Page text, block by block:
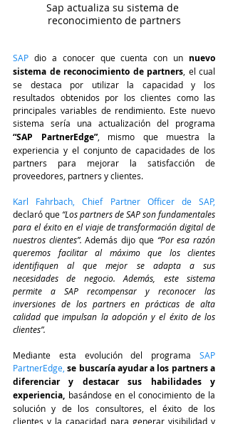
Sap actualiza su sistema de
reconocimiento de partners
SAP dio a conocer que cuenta con un nuevo
sistema de reconocimiento de partners , el cual
se destaca por utilizar la capacidad y los
resultados obtenidos por los clientes como las
principales variables de rendimiento. Este nuevo
sistema sería una actualización del programa
“SAP PartnerEdge”, mismo que muestra la
experiencia y el conjunto de capacidades de los
partners para mejorar la satisfacción de
proveedores, partners y clientes.
Karl Fahrbach, Chief Partner Officer de SAP,
declaró que “Los partners de SAP son fundamentales
para el éxito en el viaje de transformación digital de
nuestros clientes”. Además dijo que “Por esa razón
queremos facilitar al máximo que los clientes
identifiquen al que mejor se adapta a sus
necesidades de negocio. Además, este sistema
permite a SAP recompensar y reconocer las
inversiones de los partners en prácticas de alta
calidad que impulsan la adopción y el éxito de los
clientes”.
Mediante esta evolución del programa SAP
PartnerEdge, se buscaría ayudar a los partners a
diferenciar y destacar sus habilidades y
experiencia, basándose en el conocimiento de la
solución y de los consultores, el éxito de los
clientes y la capacidad para generar visibilidad y